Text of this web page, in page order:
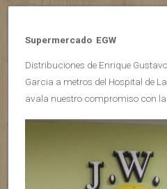
Supermercado EGW
Distribuciones de Enrique
Garcia a metros del Hospital de
avala nuestro compromiso con la